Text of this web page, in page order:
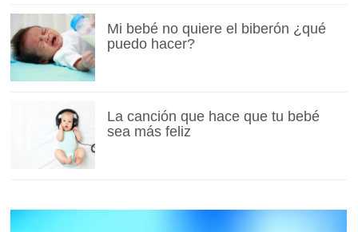
Mi bebé no quiere el biberón ¿qué
puedo hacer?
La canción que hace que tu bebé
sea más feliz